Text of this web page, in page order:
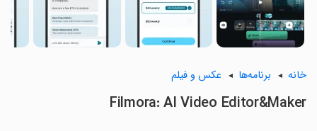
خانه برنامه‌ها عکس و فیلم
Filmora: AI Video Editor&Maker